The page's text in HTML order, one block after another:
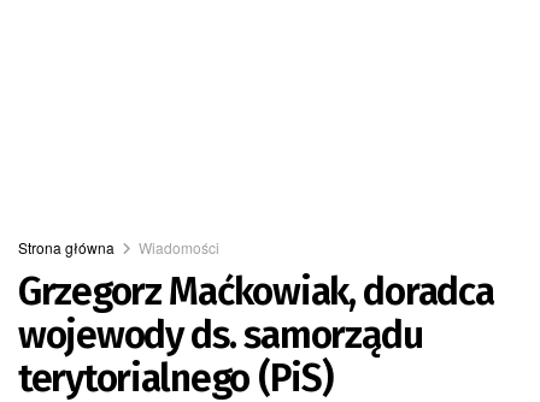
Strona główna Wiadomości
Grzegorz Maćkowiak, doradca
wojewody ds. samorządu
terytorialnego (PiS)